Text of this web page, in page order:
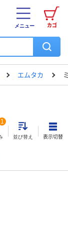
カゴ
メニュー
エムタカ
1
並び替え 表示切替